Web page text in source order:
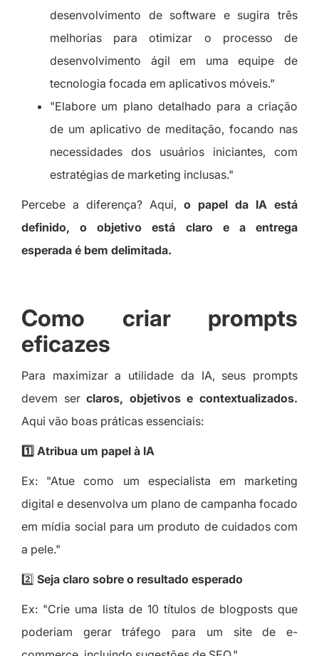
desenvolvimento de software e sugira três
melhorias para otimizar o processo de
desenvolvimento ágil em uma equipe de
tecnologia focada em aplicativos móveis."
"Elabore um plano detalhado para a criação
de um aplicativo de meditação, focando nas
necessidades dos usuários iniciantes, com
estratégias de marketing inclusas."
Percebe a diferença? Aqui, o papel da IA está
definido, o objetivo está claro e a entrega
esperada é bem delimitada.
Como criar prompts
eficazes
Para maximizar a utilidade da IA, seus prompts
devem serclaros, objetivos e contextualizados.
Aqui vão boas práticas essenciais:
1️⃣ Atribua um papel à IA
Ex: "Atue como um especialista em marketing
digital e desenvolva um plano de campanha focado
em mídia social para um produto de cuidados com
a pele."
2️⃣ Seja claro sobre o resultado esperado
Ex: "Crie uma lista de 10 títulos de blogposts que
poderiam gerar tráfego para um site de e-